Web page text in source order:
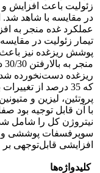
زئولیت باعث افزایش
در مقایسه با شاهد شد.
تیمار زئولیت در
پوشش ریزغده نیز
ریزغده دست‌نخورده
که 35 درصد از
با آن قابل توجیه بود
نیتروژن کل را شامل
سوپرفسفات پوششی و
افزایشی قابل‌توجهی
کلیدواژه‌ها